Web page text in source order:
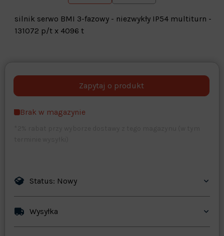
silnik serwo BMI 3-fazowy - niezwykły IP54 multiturn -
131072 p/t x 4096 t
opcjonalne Maks. 250 znaków
Brak w magazynie
Status: Nowy
Wysyłka